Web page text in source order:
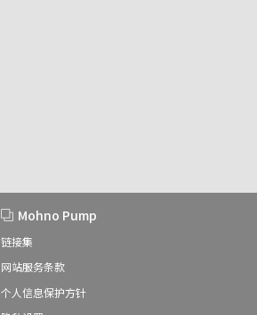
Mohno Pump
链接集
网站服务条款
个人信息保护方针